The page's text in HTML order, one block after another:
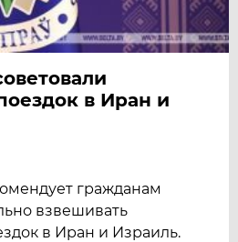
в Иран и
гражданам
взвешивать
в Иран и Израиль.